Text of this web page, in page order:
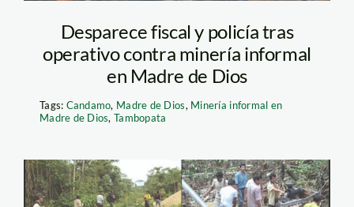
Desparece fiscal y policía tras
operativo contra minería informal
en Madre de Dios
Tags: Candamo, Madre de Dios, Minería informal en
Madre de Dios,Tambopata